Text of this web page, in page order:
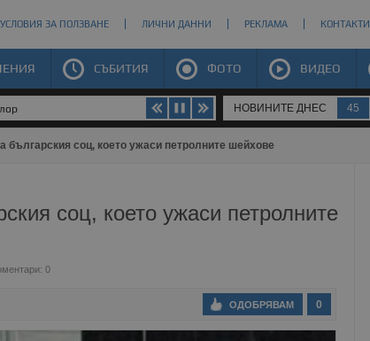
УСЛОВИЯ ЗА ПОЛЗВАНЕ ЛИЧНИ ДАННИ РЕКЛАМА КОНТАКТИ
СЪБИТИЯ ФОТО ВИДЕО
НОВИНИТЕ ДНЕС 45
българския соц, което ужаси петролните шейхове
соц, което ужаси петролните
0
0
ОДОБРЯВАМ